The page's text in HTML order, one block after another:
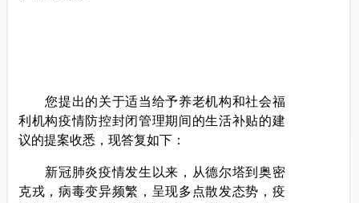
您提出的关于适当给予养老机构和社会福
利机构疫情防控封闭管理期间的生活补贴的建
议的提案收悉，现答复如下：
新冠肺炎疫情发生以来，从德尔塔到奥密
克戎，病毒变异频繁，呈现多点散发态势，疫